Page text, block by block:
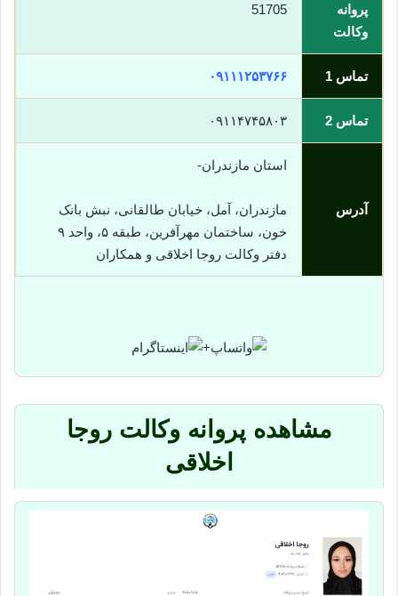
پروانه
وکالت
51705
تماس 1 ۰۹۱۱۱۲۵۳۷۶۶
تماس 2 ۰۹۱۱۴۷۴۵۸۰۳
آدرس
استان مازندران-
مازندران، آمل، خیابان طالقانی، نبش بانک
خون، ساختمان مهرآفرین، طبقه ۵، واحد ۹
دفتر وکالت روجا اخلاقی و همکاران
+
مشاهده پروانه وکالت روجا
اخلاقی